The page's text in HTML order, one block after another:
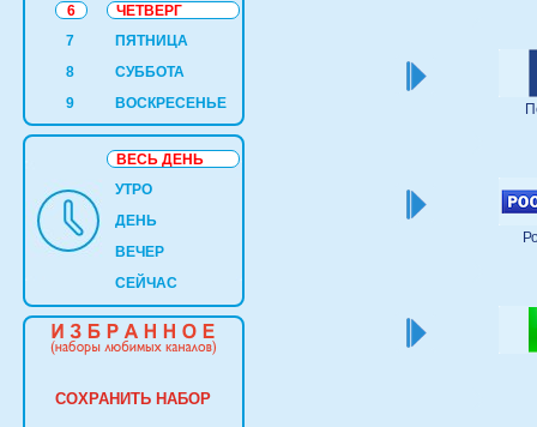
6
ЧЕТВЕРГ
7
ПЯТНИЦА
8
СУББОТА
9
ВОСКРЕСЕНЬЕ
ВЕСЬ ДЕНЬ
УТРО
ДЕНЬ
ВЕЧЕР
СЕЙЧАС
СОХРАНИТЬ НАБОР